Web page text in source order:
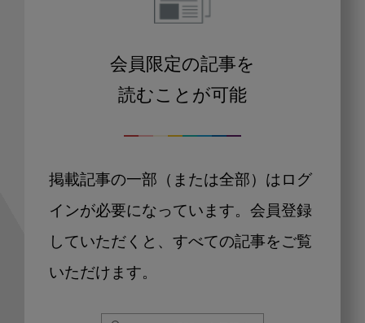
会員限定の記事を
読むことが可能
掲載記事の一部（または全部）はログ
インが必要になっています。会員登録
していただくと、すべての記事をご覧
いただけます。